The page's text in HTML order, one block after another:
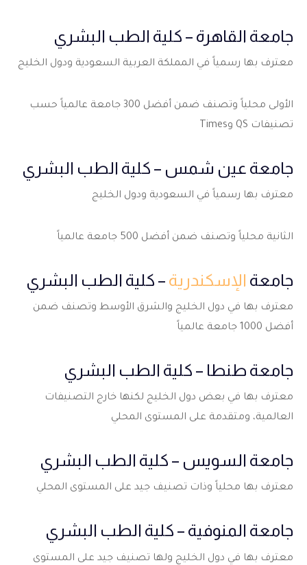
جامعة القاهرة – كلية الطب البشري
معترف بها رسمياً في المملكة العربية السعودية ودول الخليج
الأولى محلياً وتصنف ضمن أفضل 300 جامعة عالمياً حسب
تصنيفات QS وTimes
جامعة عين شمس – كلية الطب البشري
معترف بها رسمياً في السعودية ودول الخليج
الثانية محلياً وتصنف ضمن أفضل 500 جامعة عالمياً
جامعة الإسكندرية – كلية الطب البشري
معترف بها في دول الخليج والشرق الأوسط وتصنف ضمن
أفضل 1000 جامعة عالمياً
جامعة طنطا – كلية الطب البشري
معترف بها في بعض دول الخليج لكنها خارج التصنيفات
العالمية، ومتقدمة على المستوى المحلي
جامعة السويس – كلية الطب البشري
معترف بها محلياً وذات تصنيف جيد على المستوى المحلي
جامعة المنوفية – كلية الطب البشري
معترف بها في دول الخليج ولها تصنيف جيد على المستوى